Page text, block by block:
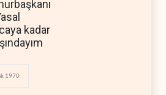
kadar
1970